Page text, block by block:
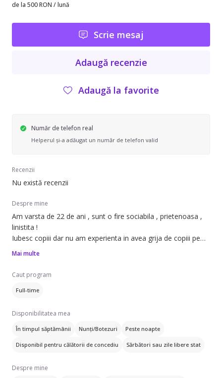
de la 500 RON / lună
Scrie mesaj
Adaugă recenzie
Adaugă la favorite
Număr de telefon real
Helperul și-a adăugat un număr de telefon valid
Recenzii
Nu există recenzii
Despre mine
Am varsta de 22 de ani , sunt o fire sociabila , prietenoasa ,
linistita !
Iubesc copiii dar nu am experienta in avea grija de copiii pe
perioade mai lungi , ci ocazional
cerintelor
Mai multe
Caut program
Full-time
Disponibilitatea mea
În timpul săptămânii Nunți/Botezuri Peste noapte
Disponibil pentru călătorii de concediu Sărbători sau zile libere stat
Despre mine